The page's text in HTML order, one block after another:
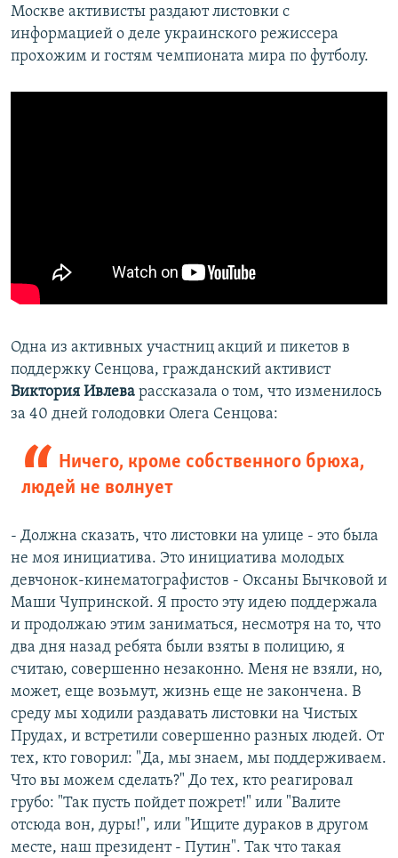
Москве активисты раздают листовки с
информацией о деле украинского режиссера
прохожим и гостям чемпионата мира по футболу.
Одна из активных участниц акций и пикетов в
поддержку Сенцова, гражданский активист
Виктория Ивлева рассказала о том, что изменилось
за 40 дней голодовки Олега Сенцова:
Ничего, кроме собственного брюха,
людей не волнует
- Должна сказать, что листовки на улице - это была
не моя инициатива. Это инициатива молодых
девчонок-кинематографистов - Оксаны Бычковой и
Маши Чупринской. Я просто эту идею поддержала
и продолжаю этим заниматься, несмотря на то, что
два дня назад ребята были взяты в полицию, я
считаю, совершенно незаконно. Меня не взяли, но,
может, еще возьмут, жизнь еще не закончена. В
среду мы ходили раздавать листовки на Чистых
Прудах, и встретили совершенно разных людей. От
тех, кто говорил: "Да, мы знаем, мы поддерживаем.
Что вы можем сделать?" До тех, кто реагировал
грубо: "Так пусть пойдет пожрет!" или "Валите
отсюда вон, дуры!", или "Ищите дураков в другом
месте, наш президент - Путин". Так что такая